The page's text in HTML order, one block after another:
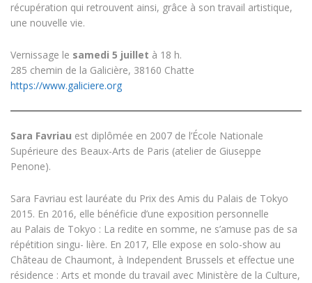
récupération qui retrouvent ainsi, grâce à son travail artistique,
une nouvelle vie.
Vernissage le samedi 5 juillet à 18 h.
285 chemin de la Galicière, 38160 Chatte
https://www.galiciere.org
Sara Favriau est diplômée en 2007 de l’École Nationale
Supérieure des Beaux-Arts de Paris (atelier de Giuseppe
Penone).
Sara Favriau est lauréate du Prix des Amis du Palais de Tokyo
2015. En 2016, elle bénéficie d’une exposition personnelle
au Palais de Tokyo : La redite en somme, ne s’amuse pas de sa
répétition singu- lière. En 2017, Elle expose en solo-show au
Château de Chaumont, à Independent Brussels et effectue une
résidence : Arts et monde du travail avec Ministère de la Culture,